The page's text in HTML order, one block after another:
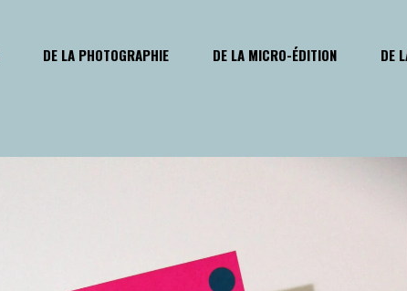
DE LA PHOTOGRAPHIE DE LA MICRO-ÉDITION DE